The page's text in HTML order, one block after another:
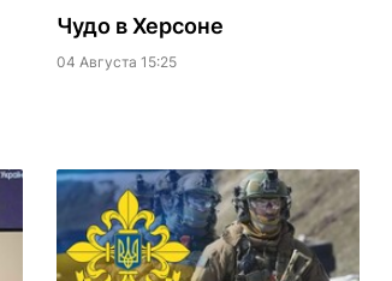
Чудо в Херсоне
04 Августа 15:25